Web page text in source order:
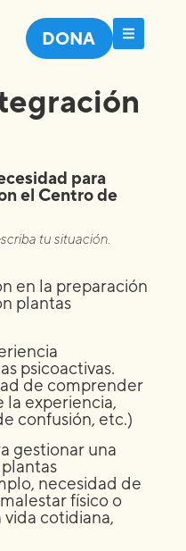
DONA
para
el Centro de
tu situación.
en la preparación
plantas
psicoactivas.
de comprender
experiencia,
confusión, etc.)
gestionar una
necesidad de
físico o
cotidiana,